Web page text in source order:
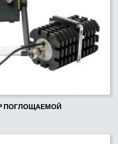
ПОГЛОЩАЕМОЙ